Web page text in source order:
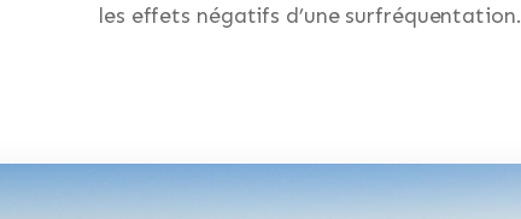
les effets négatifs d’une surfréquentation.